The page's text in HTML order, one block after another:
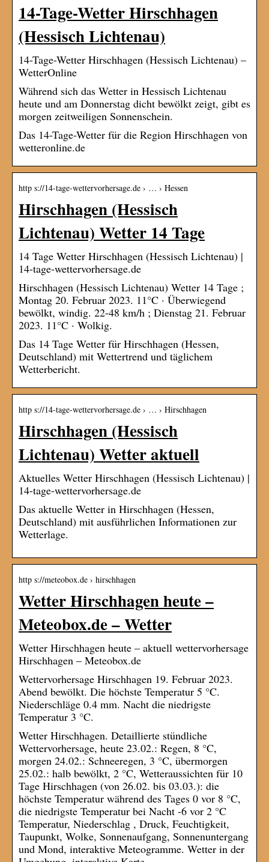
14-Tage-Wetter Hirschhagen
(Hessisch Lichtenau)
14-Tage-Wetter Hirschhagen (Hessisch Lichtenau) –
WetterOnline
Während sich das Wetter in Hessisch Lichtenau
heute und am Donnerstag dicht bewölkt zeigt, gibt es
morgen zeitweiligen Sonnenschein.
Das 14-Tage-Wetter für die Region Hirschhagen von
wetteronline.de
http s://14-tage-wettervorhersage.de › … › Hessen
Hirschhagen (Hessisch
Lichtenau) Wetter 14 Tage
14 Tage Wetter Hirschhagen (Hessisch Lichtenau) |
14-tage-wettervorhersage.de
Hirschhagen (Hessisch Lichtenau) Wetter 14 Tage ;
Montag 20. Februar 2023. 11°C · Überwiegend
bewölkt, windig. 22-48 km/h ; Dienstag 21. Februar
2023. 11°C · Wolkig.
Das 14 Tage Wetter für Hirschhagen (Hessen,
Deutschland) mit Wettertrend und täglichem
Wetterbericht.
http s://14-tage-wettervorhersage.de › … › Hirschhagen
Hirschhagen (Hessisch
Lichtenau) Wetter aktuell
Aktuelles Wetter Hirschhagen (Hessisch Lichtenau) |
14-tage-wettervorhersage.de
Das aktuelle Wetter in Hirschhagen (Hessen,
Deutschland) mit ausführlichen Informationen zur
Wetterlage.
http s://meteobox.de › hirschhagen
Wetter Hirschhagen heute –
Meteobox.de – Wetter
Wetter Hirschhagen heute – aktuell wettervorhersage
Hirschhagen – Meteobox.de
Wettervorhersage Hirschhagen 19. Februar 2023.
Abend bewölkt. Die höchste Temperatur 5 °C.
Niederschläge 0.4 mm. Nacht die niedrigste
Temperatur 3 °C.
Wetter Hirschhagen. Detaillierte stündliche
Wettervorhersage, heute 23.02.: Regen, 8 °C,
morgen 24.02.: Schneeregen, 3 °C, übermorgen
25.02.: halb bewölkt, 2 °C, Wetteraussichten für 10
Tage Hirschhagen (von 26.02. bis 03.03.): die
höchste Temperatur während des Tages 0 vor 8 °C,
die niedrigste Temperatur bei Nacht -6 vor 2 °C
Temperatur, Niederschlag , Druck, Feuchtigkeit,
Taupunkt, Wolke, Sonnenaufgang, Sonnenuntergang
und Mond, interaktive Meteogramme. Wetter in der